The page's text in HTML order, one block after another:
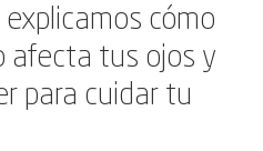
cómo
afecta tus ojos y
para cuidar tu